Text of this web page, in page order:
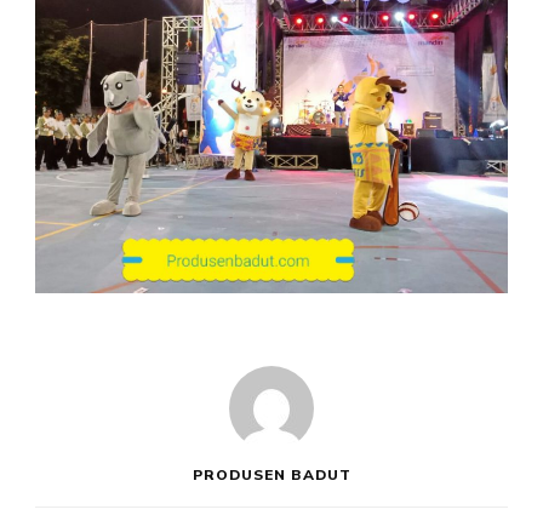
PRODUSEN BADUT